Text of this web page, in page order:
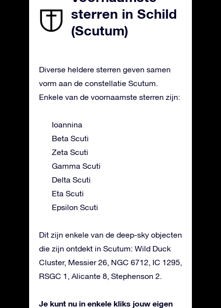
sterren in Schild
(Scutum)
Diverse heldere sterren geven samen
vorm aan de constellatie Scutum.
Enkele van de voornaamste sterren zijn:
Ioannina
Beta Scuti
Zeta Scuti
Gamma Scuti
Delta Scuti
Eta Scuti
Epsilon Scuti
Dit zijn enkele van de deep-sky objecten
die zijn ontdekt in Scutum: Wild Duck
Cluster, Messier 26, NGC 6712, IC 1295,
RSGC 1, Alicante 8, Stephenson 2.
Je kunt nu in enkele kliks jouw eigen